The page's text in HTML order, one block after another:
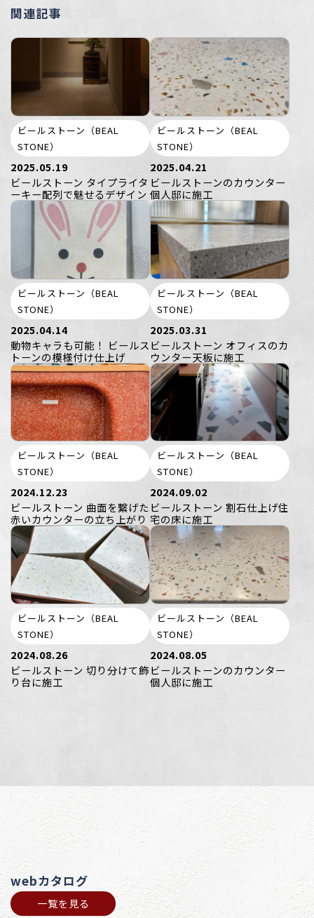
関連記事
ビールストーン（BEAL
STONE）
2025.05.19
ビールストーン タイプライタ
ーキー配列で魅せるデザイン
ビールストーン（BEAL
STONE）
2025.04.21
ビールストーンのカウンター
個人邸に施工
ビールストーン（BEAL
STONE）
2025.04.14
動物キャラも可能！ ビールス
トーンの模様付け仕上げ
ビールストーン（BEAL
STONE）
2025.03.31
ビールストーン オフィスのカ
ウンター天板に施工
ビールストーン（BEAL
STONE）
2024.12.23
ビールストーン 曲面を繋げた
赤いカウンターの立ち上がり
ビールストーン（BEAL
STONE）
2024.09.02
ビールストーン 割石仕上げ住
宅の床に施工
ビールストーン（BEAL
STONE）
2024.08.26
ビールストーン 切り分けて飾
り台に施工
ビールストーン（BEAL
STONE）
2024.08.05
ビールストーンのカウンター
個人邸に施工
webカタログ
一覧を見る